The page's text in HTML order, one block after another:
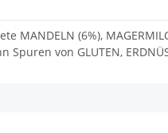
MANDELN (6%),
von GLUTEN,